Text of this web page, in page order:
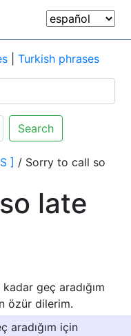
Turkish phrases
Search
] / Sorry to call so
late
kadar geç aradığım
özür dilerim.
aradığım için